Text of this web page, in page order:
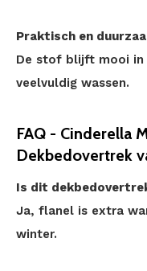
Praktisch en
De stof blijft mooi in
veelvuldig wassen.
FAQ - Cinderella
Dekbedovertrek
Is dit
Ja, flanel is extra
winter.